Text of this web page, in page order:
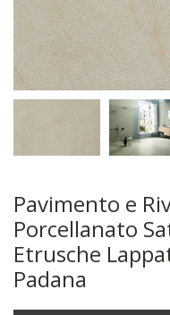
Pavimento e
Porcellanato
Etrusche
Padana